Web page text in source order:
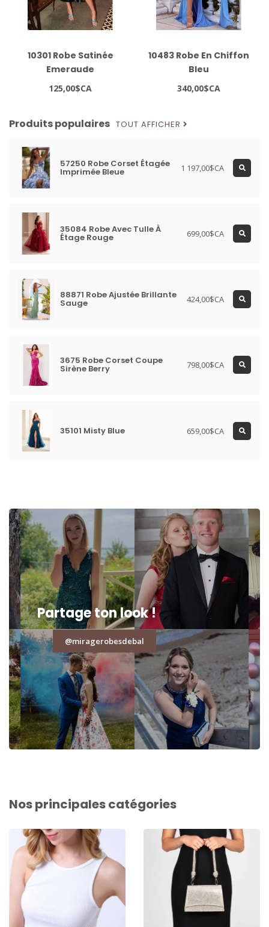
10301 Robe Satinée
Emeraude
125,00$CA
10483 Robe En Chiffon
Bleu
340,00$CA
Produits populaires TOUT AFFICHER
57250 Robe Corset Étagée
Imprimée Bleue 1 197,00$CA
35084 Robe Avec Tulle À
Étage Rouge 699,00$CA
88871 Robe Ajustée Brillante
Sauge 424,00$CA
3675 Robe Corset Coupe
Sirène Berry 798,00$CA
35101 Misty Blue 659,00$CA
Partage ton look !
@miragerobesdebal
Nos principales catégories